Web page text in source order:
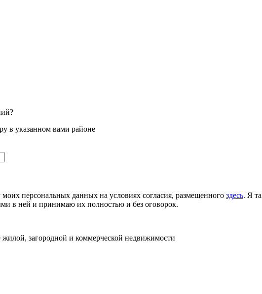
в указанном вами районе
персональных данных на условиях согласия, размещенного здесь. Я
в ней и принимаю их полностью и без оговорок.
загородной и коммерческой недвижимости